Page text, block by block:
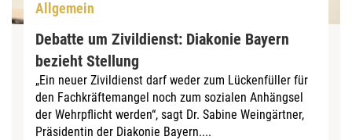
Allgemein
Debatte um Zivildienst: Diakonie Bayern
bezieht Stellung
„Ein neuer Zivildienst darf weder zum Lückenfüller für
den Fachkräftemangel noch zum sozialen Anhängsel
der Wehrpflicht werden“, sagt Dr. Sabine Weingärtner,
Präsidentin der Diakonie Bayern....